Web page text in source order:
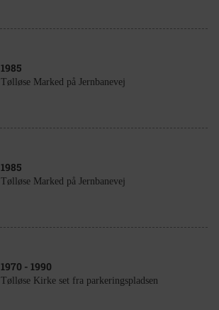
1985
Tølløse Marked på Jernbanevej
1985
Tølløse Marked på Jernbanevej
1970 - 1990
Tølløse Kirke set fra parkeringspladsen